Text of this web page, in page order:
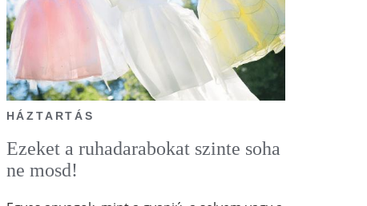
HÁZTARTÁS
Ezeket a ruhadarabokat szinte soha
ne mosd!